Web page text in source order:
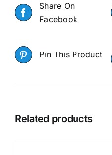
Share On
Facebook
Pin This Product
Related products